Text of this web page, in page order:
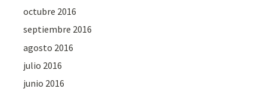
octubre 2016
septiembre 2016
agosto 2016
julio 2016
junio 2016